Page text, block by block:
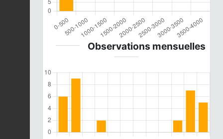
Observations mensuelles